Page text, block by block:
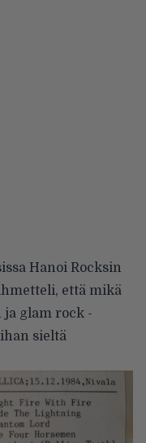
Hanoi Rocksin
että mikä
glam rock -
sieltä